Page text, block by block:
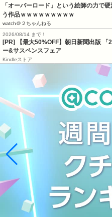
「オーバーロード」という絵師の力で
う作品ｗｗｗｗｗｗｗｗｗ
watch＠２ちゃんねる
2026/08/14 まで！
[PR] 【最大50%OFF】朝日新聞出版
ー&サスペンスフェア
Kindleストア